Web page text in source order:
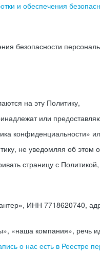
и обеспечения
безопасности
на эту Политику,
или
конфиденциальности»
не уведомляя об этом
страницу с
ИНН 7718620740,
«наша компания», речь
о нас есть в Реестре